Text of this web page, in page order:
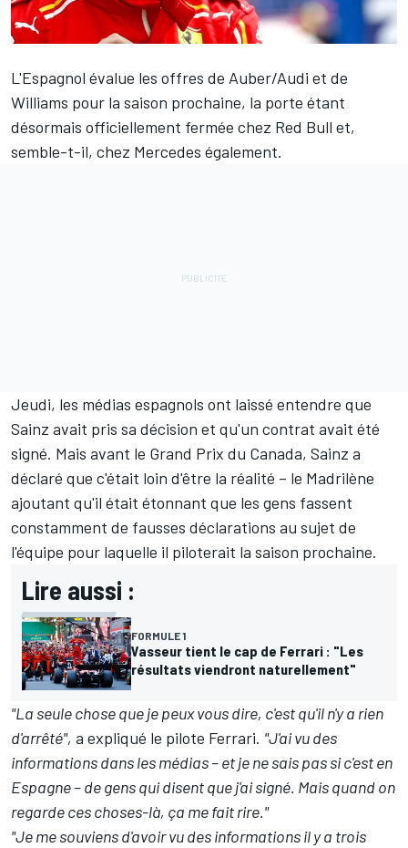
L'Espagnol évalue les offres de Auber/Audi et de
Williams pour la saison prochaine, la porte étant
désormais officiellement fermée chez Red Bull et,
semble-t-il, chez Mercedes également.
Jeudi, les médias espagnols ont laissé entendre que
Sainz avait pris sa décision et qu'un contrat avait été
signé. Mais avant le Grand Prix du Canada, Sainz a
déclaré que c'était loin d'être la réalité – le Madrilène
ajoutant qu'il était étonnant que les gens fassent
constamment de fausses déclarations au sujet de
l'équipe pour laquelle il piloterait la saison prochaine.
Lire aussi :
FORMULE 1
Vasseur tient le cap de Ferrari : "Les
résultats viendront naturellement"
"La seule chose que je peux vous dire, c'est qu'il n'y a rien
d'arrêté", a expliqué le pilote Ferrari. "J'ai vu des
informations dans les médias – et je ne sais pas si c'est en
Espagne – de gens qui disent que j'ai signé. Mais quand on
regarde ces choses-là, ça me fait rire."
"Je me souviens d'avoir vu des informations il y a trois